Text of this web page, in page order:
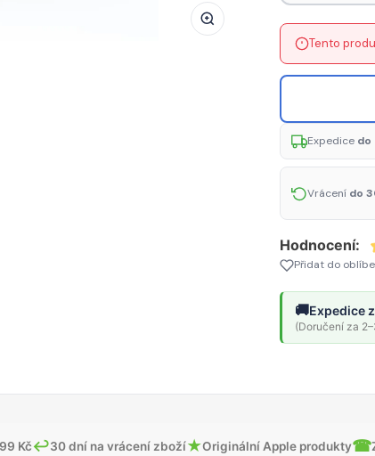
Tento
Expedice do
Vrácení do
Hodnocení:
Přidat do
🚚Expedice
(Doručení za
Kč↩30 dní na vrácení zboží★Originální Apple produkty☎